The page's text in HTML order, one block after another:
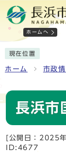
ホームへ
現在位置
ホーム 市政
長浜市
[公開日：2025
ID:4677